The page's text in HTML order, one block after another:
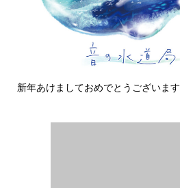
新年あけましておめでとうございます